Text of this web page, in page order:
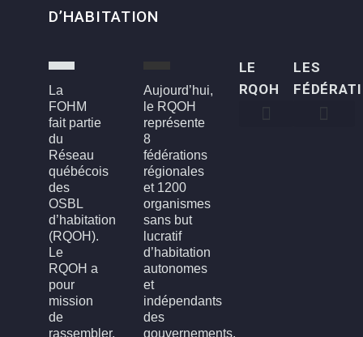
D’HABITATION
La
FOHM
fait partie
du
Réseau
québécois
des
OSBL
d’habitation
(RQOH).
Le
RQOH a
pour
mission
de
rassembler,
Aujourd’hui,
le RQOH
représente
8
fédérations
régionales
et 1200
organismes
sans but
lucratif
d’habitation
autonomes
et
indépendants
des
gouvernements.
LE
RQOH
LES